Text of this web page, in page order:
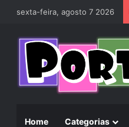
sexta-feira, agosto 7 2026
Home Categorias